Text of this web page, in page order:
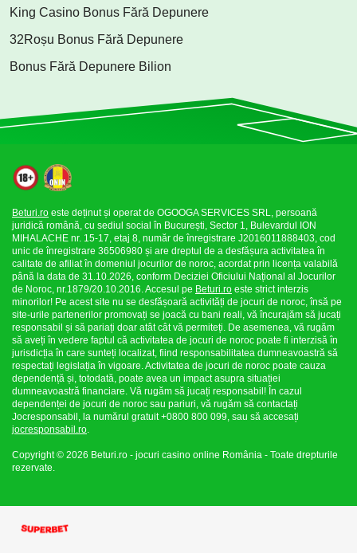
King Casino Bonus Fără Depunere
32Roșu Bonus Fără Depunere
Bonus Fără Depunere Bilion
Beturi.ro este deținut și operat de OGOOGA SERVICES SRL, persoană
juridică română, cu sediul social în București, Sector 1, Bulevardul ION
MIHALACHE nr. 15-17, etaj 8, număr de înregistrare J2016011888403, cod
unic de înregistrare 36506980 și are dreptul de a desfășura activitatea în
calitate de afiliat în domeniul jocurilor de noroc, acordat prin licența valabilă
până la data de 31.10.2026, conform Deciziei Oficiului Național al Jocurilor
de Noroc, nr.1879/20.10.2016. Accesul pe Beturi.ro este strict interzis
minorilor! Pe acest site nu se desfășoară activități de jocuri de noroc, însă pe
site-urile partenerilor promovați se joacă cu bani reali, vă încurajăm să jucați
responsabil și să pariați doar atât cât vă permiteți. De asemenea, vă rugăm
să aveți în vedere faptul că activitatea de jocuri de noroc poate fi interzisă în
jurisdicția în care sunteți localizat, fiind responsabilitatea dumneavoastră să
respectați legislația în vigoare. Activitatea de jocuri de noroc poate cauza
dependență și, totodată, poate avea un impact asupra situației
dumneavoastră financiare. Vă rugăm să jucați responsabil! În cazul
dependenței de jocuri de noroc sau pariuri, vă rugăm să contactați
Jocresponsabil, la numărul gratuit +0800 800 099, sau să accesați
jocresponsabil.ro.
Copyright © 2026 Beturi.ro - jocuri casino online România - Toate drepturile
rezervate.